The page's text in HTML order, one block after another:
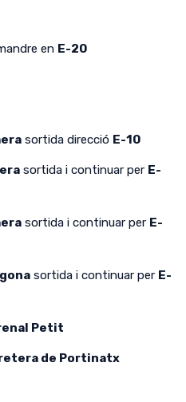
en E-20
sortida direcció E-10
sortida i continuar per E-
sortida i continuar per E-
sortida i continuar per E-
Petit
de Portinatx